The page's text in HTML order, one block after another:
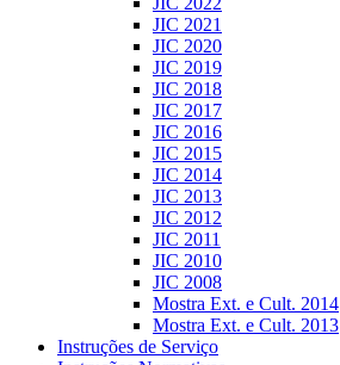
JIC 2021
JIC 2020
JIC 2019
JIC 2018
JIC 2017
JIC 2016
JIC 2015
JIC 2014
JIC 2013
JIC 2012
JIC 2011
JIC 2010
JIC 2008
Mostra Ext. e Cult. 2014
Mostra Ext. e Cult. 2013
Instruções de Serviço